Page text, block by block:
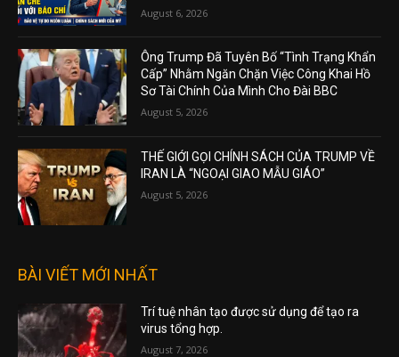
August 6, 2026
Ông Trump Đã Tuyên Bố “Tình Trạng Khẩn
Cấp” Nhằm Ngăn Chặn Việc Công Khai Hồ
Sơ Tài Chính Của Mình Cho Đài BBC
August 5, 2026
THẾ GIỚI GỌI CHÍNH SÁCH CỦA TRUMP VỀ
IRAN LÀ “NGOẠI GIAO MẪU GIÁO”
August 5, 2026
BÀI VIẾT MỚI NHẤT
Trí tuệ nhân tạo được sử dụng để tạo ra
virus tổng hợp.
August 7, 2026